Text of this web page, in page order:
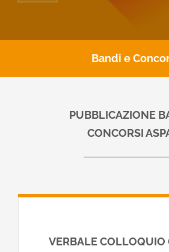
Bandi e
PUBBLICAZIONE
CONCORSI
VERBALE COLLOQUIO